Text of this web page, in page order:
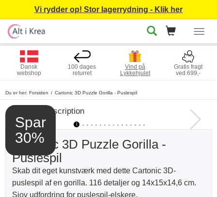
Vi rydder op! Stor lagerrydning - Klik her
Dansk
webshop
100 dages
returret
Vind på
Lykkehjulet
Gratis fragt
ved 699,-
Du er her: Forsiden Cartonic 3D Puzzle Gorilla - Puslespil
1
Spar
30%
Cartonic 3D Puzzle Gorilla -
Puslespil
Skab dit eget kunstværk med dette Cartonic 3D-
puslespil af en gorilla. 116 detaljer og 14x15x14,6 cm.
Sjov udfordring for puslespil-elskere.